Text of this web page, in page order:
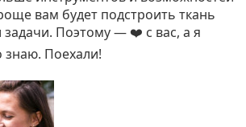
вам будет подстроить ткань
Поэтому — ❤️ с вас, а я
знаю. Поехали!